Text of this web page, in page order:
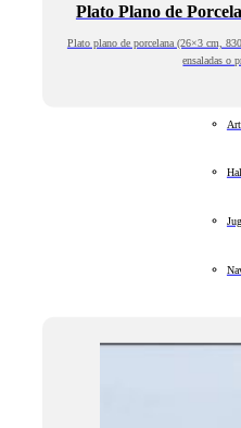
Plato Plano de
Plato plano de porcelana (26×3 cm,
ensaladas o